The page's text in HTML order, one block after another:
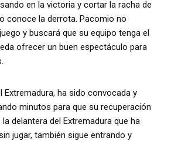
en la victoria y cortar la racha de
conoce la derrota. Pacomio no
y buscará que su equipo tenga el
ofrecer un buen espectáculo para
Extremadura, ha sido convocada y
minutos para que su recuperación
delantera del Extremadura que ha
jugar, también sigue entrando y